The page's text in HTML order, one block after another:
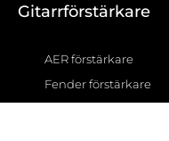
Gitarrförstärkare
AER förstärkare
Fender förstärkare